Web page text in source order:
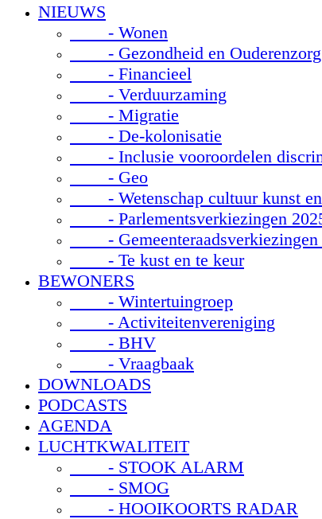
NIEUWS
- Wonen
- Gezondheid en Ouderenzorg
- Financieel
- Verduurzaming
- Migratie
- De-kolonisatie
- Inclusie vooroordelen
- Geo
- Wetenschap cultuur kunst
- Parlementsverkiezingen
- Gemeenteraadsverkiezingen
- Te kust en te keur
BEWONERS
- Wintertuingroep
- Activiteitenvereniging
- BHV
- Vraagbaak
DOWNLOADS
PODCASTS
AGENDA
LUCHTKWALITEIT
- STOOK ALARM
- SMOG
- HOOIKOORTS RADAR